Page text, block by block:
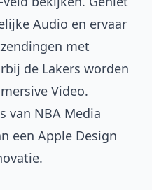
Audio en ervaar
met
de Lakers worden
Video.
van NBA Media
een Apple Design